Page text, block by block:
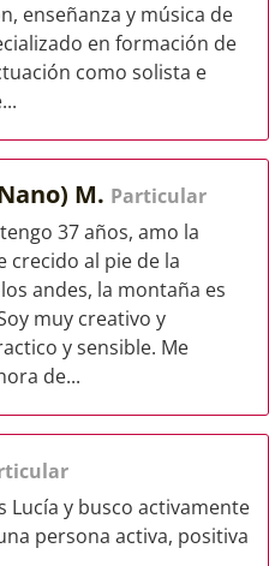
enseñanza y música de
en formación de
como solista e
M. Particular
37 años, amo la
crecido al pie de la
andes, la montaña es
muy creativo y
y sensible. Me
de...
Lucía y busco activamente
persona activa, positiva